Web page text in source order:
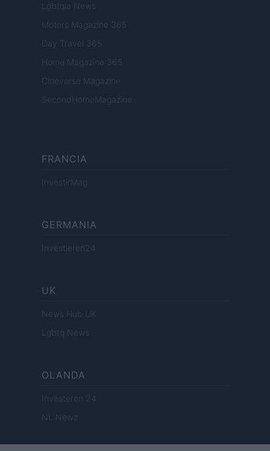
Lgbtqia News
Motors Magazine 365
Day Travel 365
Home Magazine 365
Cineverse Magazine
SecondHomeMagazine
FRANCIA
InvestirMag
GERMANIA
Investieren24
UK
News Hub UK
Lgbtq News
OLANDA
Investeren 24
NL Newz